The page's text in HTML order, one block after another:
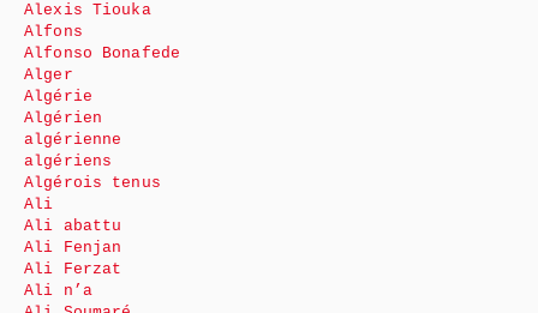
Alexis Tiouka
Alfons
Alfonso Bonafede
Alger
Algérie
Algérien
algérienne
algériens
Algérois tenus
Ali
Ali abattu
Ali Fenjan
Ali Ferzat
Ali n’a